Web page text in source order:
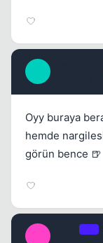
Oyy buraya
hemde
görün bence 🍺